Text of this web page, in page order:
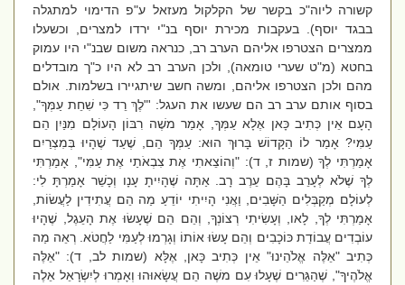
קשורה ליוה"כ בקשר של הקלקול מעזאל ע"פ הדימוי למתגלה
בבגד יוסף). בעקבות מכירת יוסף בנ"י ירדו למצרים, וכשעלו
ממצרים הצטרפו אליהם הערב רב, כנראה משום שבנ"י היו עמוק
בחטא (מ"ט שערי טומאה), ולכן הערב רב לא היו כ"ך מובדלים
מהם ולכן הצטרפו אליהם, ומשה חשב שיתגיירו בשלמות. אולם
בסוף אותם ערב רב הם שעשו את העגל: '"לֶךְ רֵד כִּי שִׁחֵת עַמְּךָ",
הָעָם אֵין כְּתִיב כָּאן אֶלָא עַמְּךָ, אָמַר משֶׁה רִבּוֹן הָעוֹלָם מִנַּיִן הֵם
עַמִּי? אָמַר לוֹ הַקָּדוֹשׁ בָּרוּךְ הוּא: עַמְּךָ הֵם, שֶׁעַד שֶׁהָיוּ בְּמִצְרַיִם
אָמַרְתִּי לְךָ (שמות ז, ד): "וְהוֹצֵאתִי אֶת צִבְאֹתַי אֶת עַמִּי", אָמַרְתִּי
לְךָ שֶׁלֹא לְעָרֵב בָּהֶם עֵרֶב רָב. אַתָּה שֶׁהָיִיתָ עָנָו וְכָשֵׁר אָמַרְתָּ לִי:
לְעוֹלָם מְקַבְּלִים הַשָּׁבִים, וַאֲנִי הָיִיתִי יוֹדֵעַ מַה הֵם עֲתִידִין לַעֲשׂוֹת,
אָמַרְתִּי לְךָ, לָאו, וְעָשִׂיתִי רְצוֹנְךָ, וְהֵם הֵם שֶׁעָשׂוּ אֶת הָעֵגֶל, שֶׁהָיוּ
עוֹבְדִים עֲבוֹדַת כּוֹכָבִים וְהֵם עָשׂוּ אוֹתוֹ וְגָרְמוּ לְעַמִּי לַחֲטֹא. רְאֵה מַה
כְּתִיב "אֵלֶּה אֱלֹהֵינוּ" אֵין כְּתִיב כָּאן, אֶלָּא (שמות לב, ד): "אֵלֶּה
אֱלֹהֶיךָ", שֶׁהַגֵּרִים שֶׁעָלוּ עִם משֶׁה הֵם עֲשָׂאוּהוּ וְאָמְרוּ לְיִשְׂרָאֵל אֵלֶה